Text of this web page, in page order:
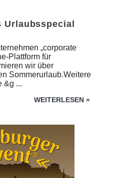
Urlaubsspecial
„corporate
Plattform für
wir über
Sommerurlaub.Weitere
&g ...
WEITERLESEN »